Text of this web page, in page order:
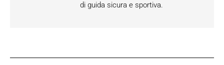
di guida sicura e sportiva.